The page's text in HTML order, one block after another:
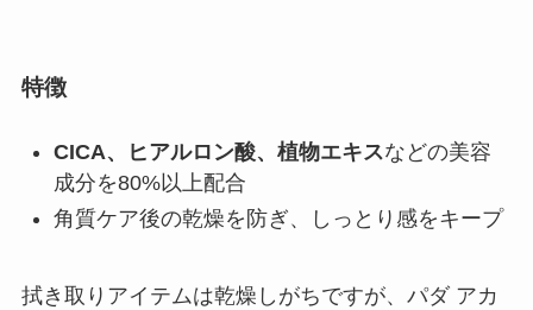
特徴
CICA、ヒアルロン酸、植物エキスなどの美容
成分を80%以上配合
角質ケア後の乾燥を防ぎ、しっとり感をキープ
拭き取りアイテムは乾燥しがちですが、パダ アカ